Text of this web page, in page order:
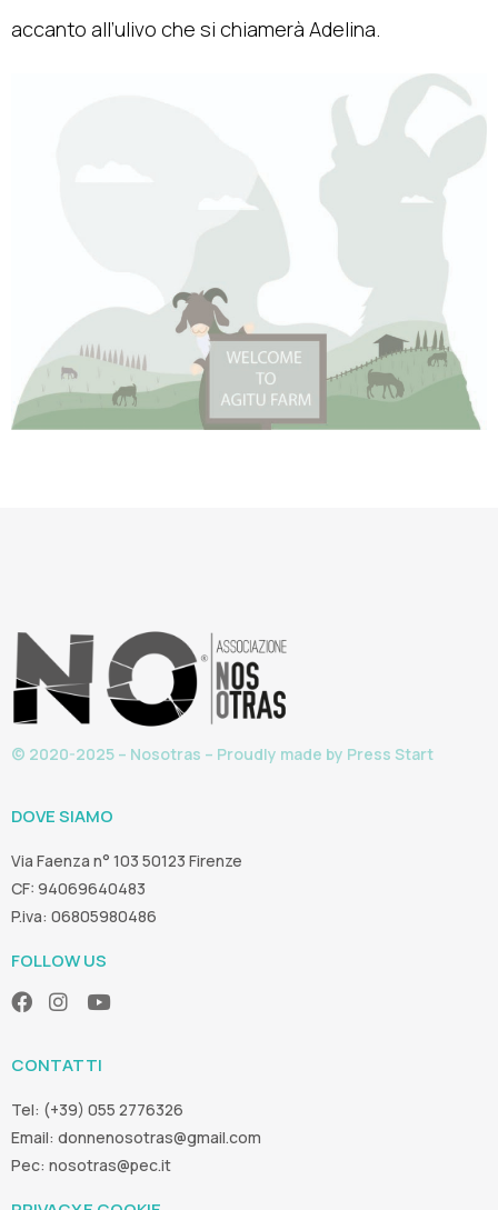
accanto all’ulivo che si chiamerà Adelina.
© 2020-2025 – Nosotras – Proudly made by Press Start
DOVE SIAMO
Via Faenza n° 103 50123 Firenze
CF: 94069640483
P.iva: 06805980486
FOLLOW US
CONTATTI
Tel: (+39) 055 2776326
Email: donnenosotras@gmail.com
Pec: nosotras@pec.it